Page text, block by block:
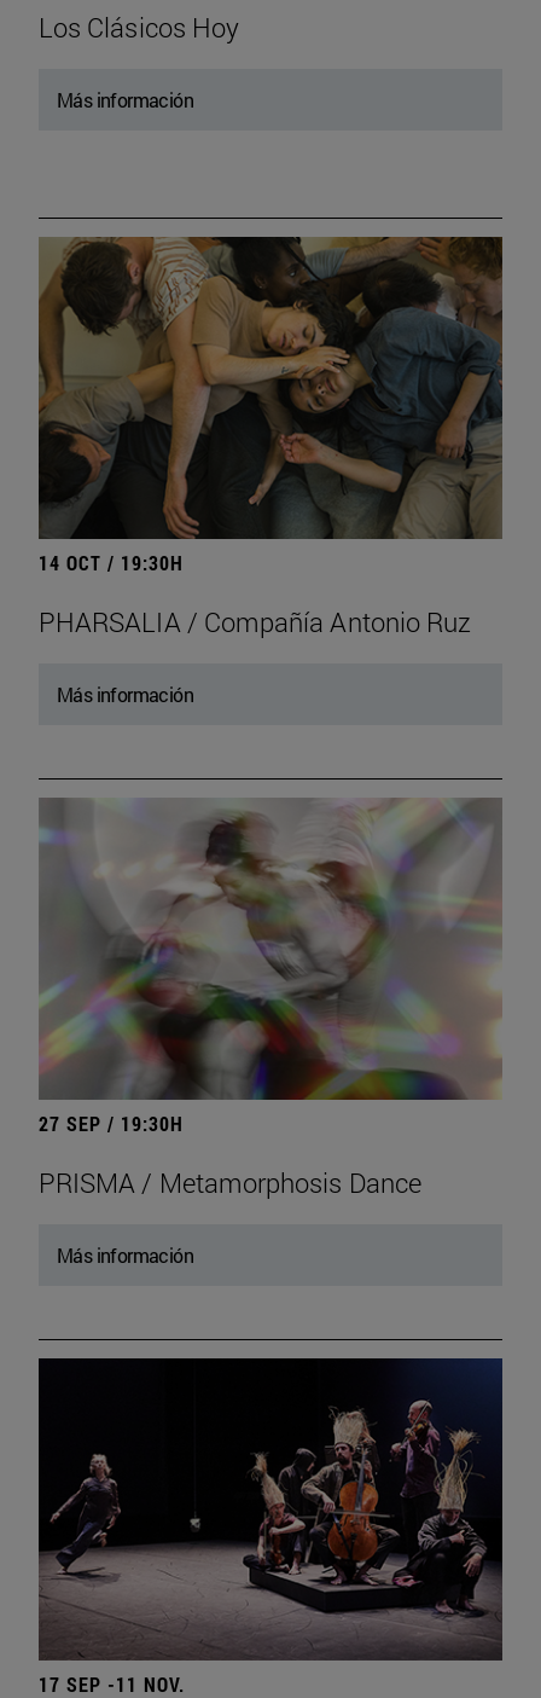
Los Clásicos Hoy
Más información
14 OCT / 19:30H
PHARSALIA / Compañía Antonio Ruz
Más información
27 SEP / 19:30H
PRISMA / Metamorphosis Dance
Más información
17 SEP -11 NOV.